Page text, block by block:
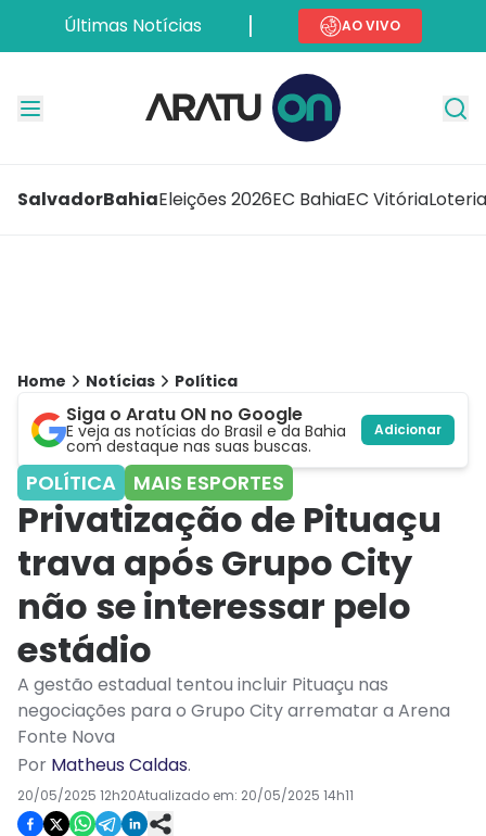
Últimas Notícias AO VIVO
SalvadorBahiaEleições 2026EC BahiaEC Vitória
Home Notícias Política
Siga o Aratu ON no Google
E veja as notícias do Brasil e da Bahia
com destaque nas suas buscas.
Adicionar
POLÍTICA MAIS ESPORTES
Privatização de Pituaçu
trava após Grupo City
não se interessar pelo
estádio
A gestão estadual tentou incluir Pituaçu nas
negociações para o Grupo City arrematar a Arena
Fonte Nova
Por Matheus Caldas.
20/05/2025 12h20Atualizado em: 20/05/2025 14h11